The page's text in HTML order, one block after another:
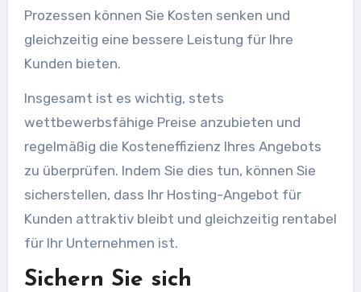
Prozessen können Sie Kosten senken und
gleichzeitig eine bessere Leistung für Ihre
Kunden bieten.
Insgesamt ist es wichtig, stets
wettbewerbsfähige Preise anzubieten und
regelmäßig die Kosteneffizienz Ihres Angebots
zu überprüfen. Indem Sie dies tun, können Sie
sicherstellen, dass Ihr Hosting-Angebot für
Kunden attraktiv bleibt und gleichzeitig rentabel
für Ihr Unternehmen ist.
Sichern Sie sich